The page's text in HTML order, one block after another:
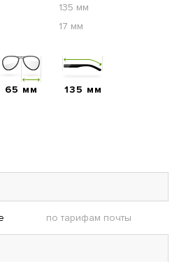
135 мм
17 мм
65 мм 135 мм
по тарифам почты